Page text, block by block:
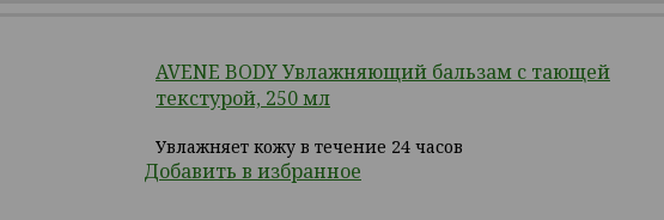
AVENE BODY Увлажняющий бальзам с тающей
текстурой, 250 мл
Увлажняет кожу в течение 24 часов
Добавить в избранное